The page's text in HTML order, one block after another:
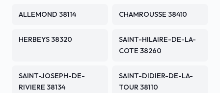
ALLEMOND 38114 CHAMROUSSE 38410
HERBEYS 38320
SAINT-HILAIRE-DE-LA-
COTE 38260
SAINT-JOSEPH-DE-
RIVIERE 38134
SAINT-DIDIER-DE-LA-
TOUR 38110